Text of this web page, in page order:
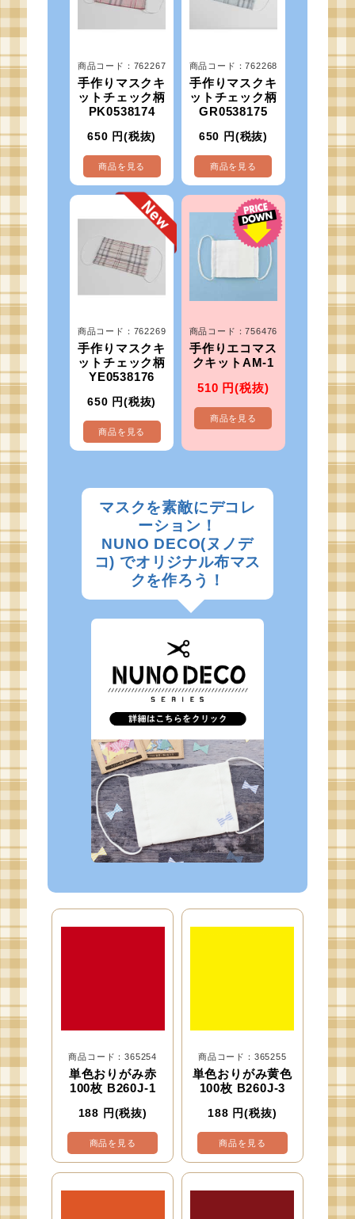
商品コード：762267
手作りマスクキ
ットチェック柄
PK0538174
650 円(税抜)
商品を見る
商品コード：762268
手作りマスクキ
ットチェック柄
GR0538175
650 円(税抜)
商品を見る
商品コード：762269
手作りマスクキ
ットチェック柄
YE0538176
650 円(税抜)
商品を見る
商品コード：756476
手作りエコマス
クキットAM-1
510 円(税抜)
商品を見る
マスクを素敵にデコレ
ーション！
NUNO DECO(ヌノデ
コ) でオリジナル布マス
クを作ろう！
商品コード：365254
単色おりがみ赤
100枚 B260J-1
188 円(税抜)
商品を見る
商品コード：365255
単色おりがみ黄色
100枚 B260J-3
188 円(税抜)
商品を見る